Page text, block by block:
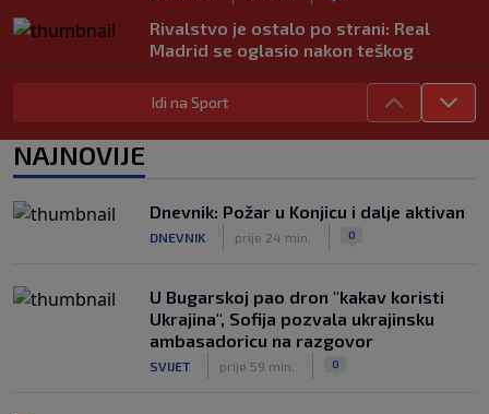
Rivalstvo je ostalo po strani: Real
Madrid se oglasio nakon teškog
gubitka Lionela Messija
NOGOMET
prije 2 h
Infantino nekada poručivao: "Novac
NOGOMET
|
prije 3 h
|
Idi na Sport
NAJNOVIJE
Dnevnik: Požar u Konjicu i dalje aktivan
DNEVNIK prije 24 min. 0
U Bugarskoj pao dron "kakav koristi
Ukrajina", Sofija pozvala ukrajinsku
ambasadoricu na razgovor
SVIJET prije 59 min. 0